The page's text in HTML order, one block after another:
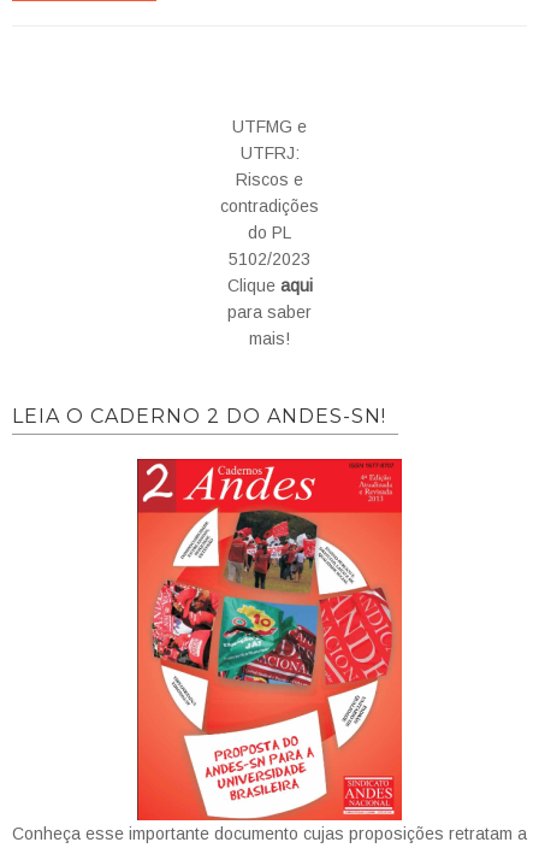
UTFMG e
UTFRJ:
Riscos e
contradições
do PL
5102/2023
Clique aqui
para saber
mais!
LEIA O CADERNO 2 DO ANDES-SN!
Conheça esse importante documento cujas proposições retratam a